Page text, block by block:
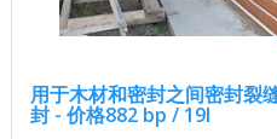
用于木材和密封之间密封裂
封 - 价格882 bp / 19l